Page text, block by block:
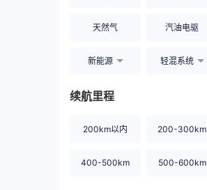
天然气 汽油电驱
新能源 轻混系统
续航里程
200km以内 200-300km
400-500km 500-600km